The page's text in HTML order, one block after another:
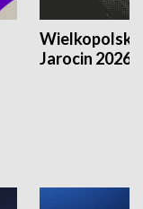
Jarocin 2026